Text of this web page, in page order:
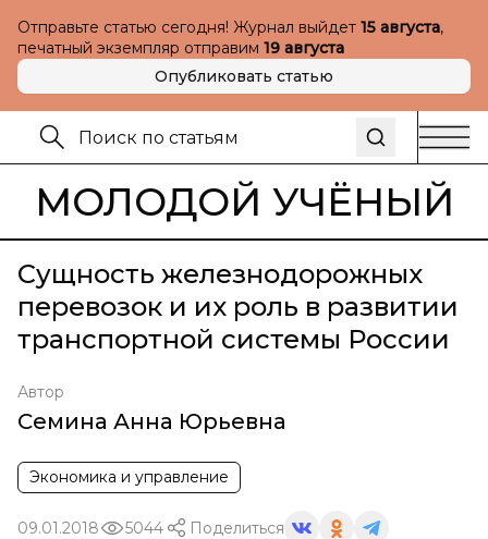
Отправьте статью сегодня! Журнал выйдет 15 августа,
печатный экземпляр отправим 19 августа
Опубликовать статью
МОЛОДОЙ УЧЁНЫЙ
Сущность железнодорожных
перевозок и их роль в развитии
транспортной системы России
Автор
Семина Анна Юрьевна
Экономика и управление
09.01.2018 5044 Поделиться